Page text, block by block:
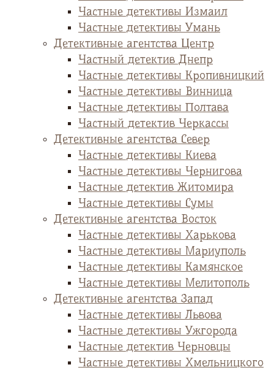
Частные детективы Измаил
Частные детективы Умань
Детективные агентства Центр
Частный детектив Днепр
Частные детективы Кропивницкий
Частные детективы Винница
Частные детективы Полтава
Частный детектив Черкассы
Детективные агентства Север
Частные детективы Киева
Частные детективы Чернигова
Частные детектив Житомира
Частные детективы Сумы
Детективные агентства Восток
Частные детективы Харькова
Частные детективы Мариуполь
Частные детективы Камянское
Частные детективы Мелитополь
Детективные агентства Запад
Частные детективы Львова
Частные детективы Ужгорода
Частные детектив Черновцы
Частные детективы Хмельницкого